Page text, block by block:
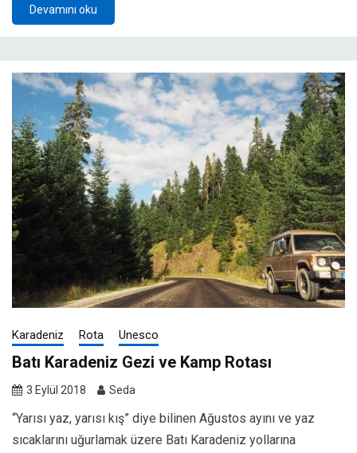
Devamını oku
Karadeniz Rota Unesco
Batı Karadeniz Gezi ve Kamp Rotası
3 Eylül 2018 Seda
“Yarısı yaz, yarısı kış” diye bilinen Ağustos ayını ve yaz
sıcaklarını uğurlamak üzere Batı Karadeniz yollarına